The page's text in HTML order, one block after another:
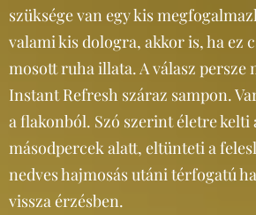
szüksége van egy kis
valami kis dologra, akkor is, ha ez
mosott ruha illata. A válasz persze
Instant Refresh száraz sampon.
a flakonból. Szó szerint életre kelti
másodpercek alatt, eltünteti a
nedves hajmosás utáni térfogatú
vissza érzésben.